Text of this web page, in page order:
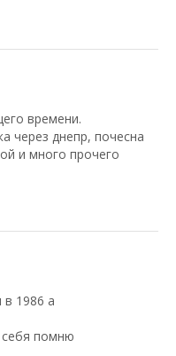
времени.
через днепр, почесна
и много прочего
в 1986 а
помню